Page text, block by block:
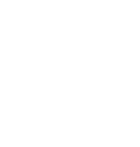
Control,